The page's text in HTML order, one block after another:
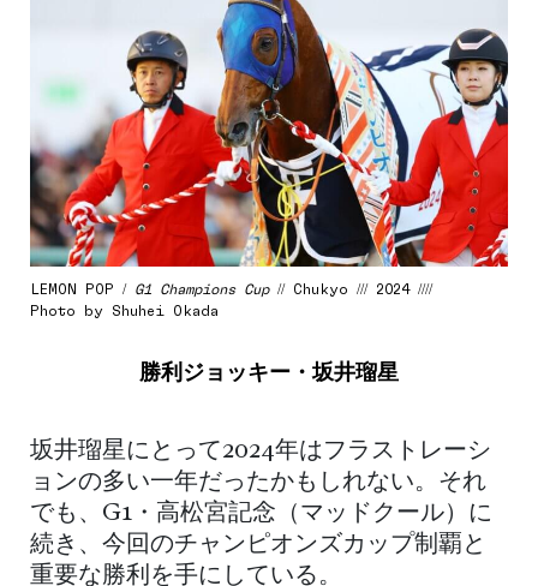
LEMON POP / G1 Champions Cup// Chukyo /// 2024 ////
Photo by Shuhei Okada
勝利ジョッキー・坂井瑠星
坂井瑠星にとって2024年はフラストレーシ
ョンの多い一年だったかもしれない。それ
でも、G1・高松宮記念（マッドクール）に
続き、今回のチャンピオンズカップ制覇と
重要な勝利を手にしている。